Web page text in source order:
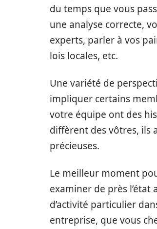
du temps que vous
une analyse correcte,
experts, parler à vos
lois locales, etc.
Une variété de
impliquer certains
votre équipe ont des
diffèrent des vôtres, ils
précieuses.
Le meilleur moment
examiner de près
d’activité particulier
entreprise, que vous